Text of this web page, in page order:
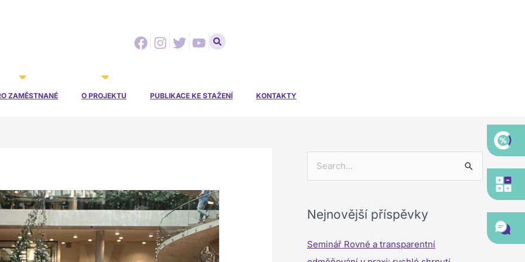
Facebook
Instagram
Twitter
Youtube
ZAMĚSTNANÉ O PROJEKTU PUBLIKACE KE STAŽENÍ KONTAKTY
lNejnovější příspěvky
Seminář Rovné a transparentní